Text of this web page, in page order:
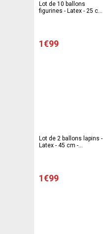
Lot de 10 ballons
figurines - Latex - 25 cm
1€99
Lot de 2 ballons lapins -
Latex - 45 cm -
1€99